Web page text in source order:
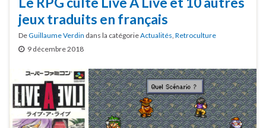
jeux traduits en français
DeGuillaume Verdin dans la catégorieActualités Retroculture
9 décembre 2018